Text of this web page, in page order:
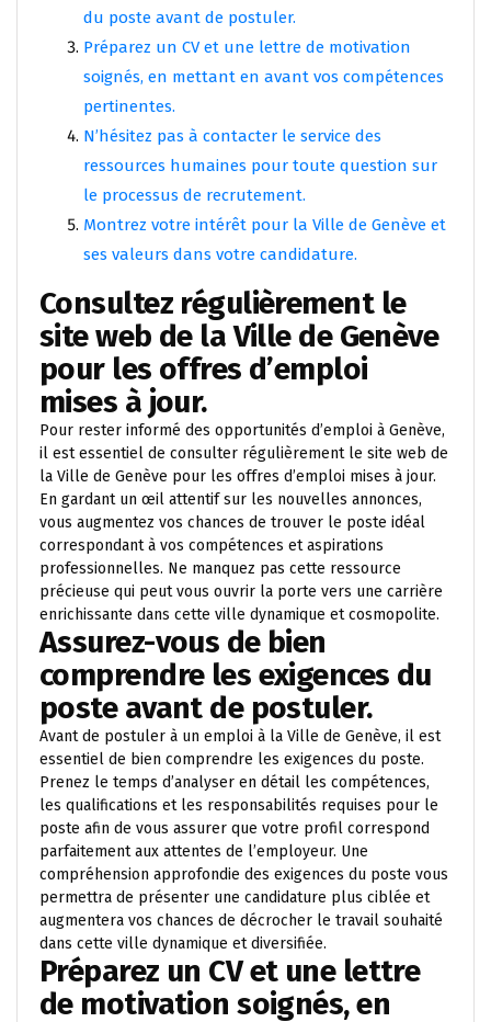
du poste avant de postuler.
Préparez un CV et une lettre de motivation
soignés, en mettant en avant vos compétences
pertinentes.
N’hésitez pas à contacter le service des
ressources humaines pour toute question sur
le processus de recrutement.
Montrez votre intérêt pour la Ville de Genève et
ses valeurs dans votre candidature.
Consultez régulièrement le
site web de la Ville de Genève
pour les offres d’emploi
mises à jour.
Pour rester informé des opportunités d’emploi à Genève,
il est essentiel de consulter régulièrement le site web de
la Ville de Genève pour les offres d’emploi mises à jour.
En gardant un œil attentif sur les nouvelles annonces,
vous augmentez vos chances de trouver le poste idéal
correspondant à vos compétences et aspirations
professionnelles. Ne manquez pas cette ressource
précieuse qui peut vous ouvrir la porte vers une carrière
enrichissante dans cette ville dynamique et cosmopolite.
Assurez-vous de bien
comprendre les exigences du
poste avant de postuler.
Avant de postuler à un emploi à la Ville de Genève, il est
essentiel de bien comprendre les exigences du poste.
Prenez le temps d’analyser en détail les compétences,
les qualifications et les responsabilités requises pour le
poste afin de vous assurer que votre profil correspond
parfaitement aux attentes de l’employeur. Une
compréhension approfondie des exigences du poste vous
permettra de présenter une candidature plus ciblée et
augmentera vos chances de décrocher le travail souhaité
dans cette ville dynamique et diversifiée.
Préparez un CV et une lettre
de motivation soignés, en